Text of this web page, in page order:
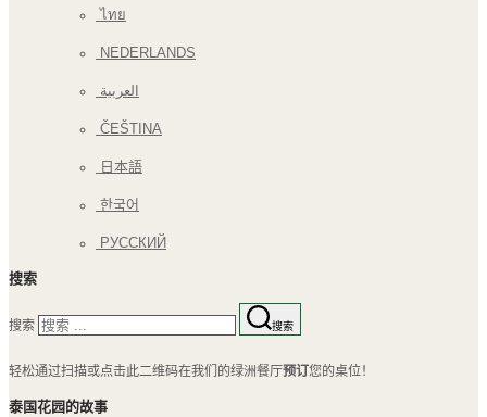
ไทย
NEDERLANDS
العربية
ČEŠTINA
日本語
한국어
РУССКИЙ
搜索
搜索 搜索
轻松通过扫描或点击此二维码在我们的绿洲餐厅预订 您的桌位！
泰国花园的故事